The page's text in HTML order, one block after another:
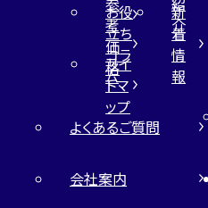
考
価
格
介
お役
立ち
コラ
ム
新
着
情
報
サイ
トマ
ップ
よくあるご質問
会社案内